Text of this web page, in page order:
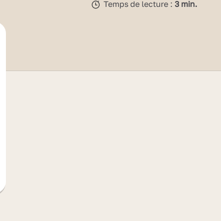
Temps de lecture : 3 min.